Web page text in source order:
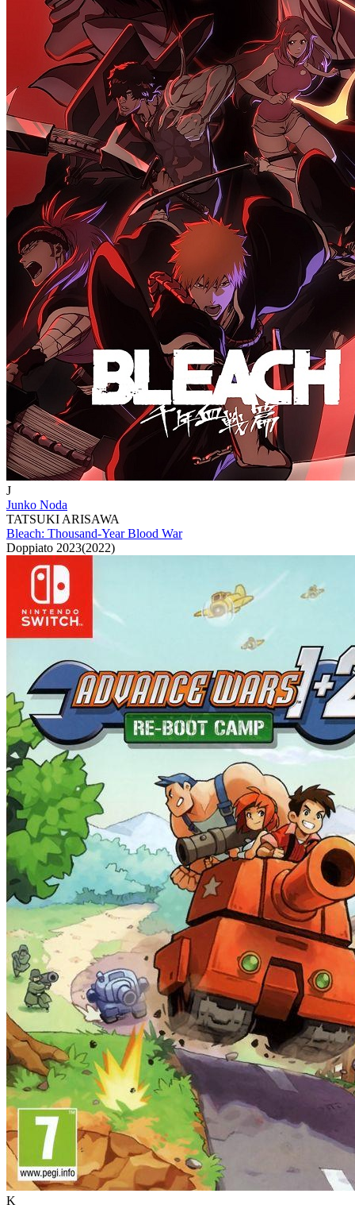
J
Junko Noda
TATSUKI ARISAWA
Bleach: Thousand-Year Blood War
Doppiato 2023(2022)
K